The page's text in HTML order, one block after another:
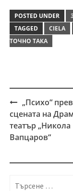
POSTED UNDER
TAGGED
CIELA
ТОЧНО ТАКА
Post
navigation
„Психо“
сцената на
театър „Никола
Вапцаров“
Търсене